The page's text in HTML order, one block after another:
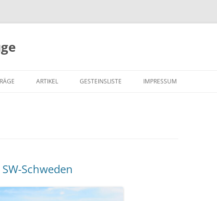
Inhalt
ARTIKEL GESTEINSLISTE IMPRESSUM
Schweden